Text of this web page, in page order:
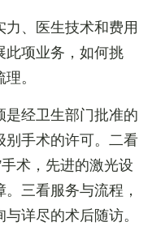
、医生技术和费用
此项业务，如何挑
。
是经卫生部门批准的
别手术的许可。二看
手术，先进的激光设
。三看服务与流程 ，
详尽的术后随访。